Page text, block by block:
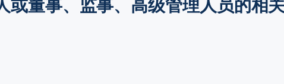
董事、监事、高级管理人员的相